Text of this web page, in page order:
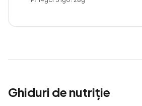
Ghiduri de nutriție